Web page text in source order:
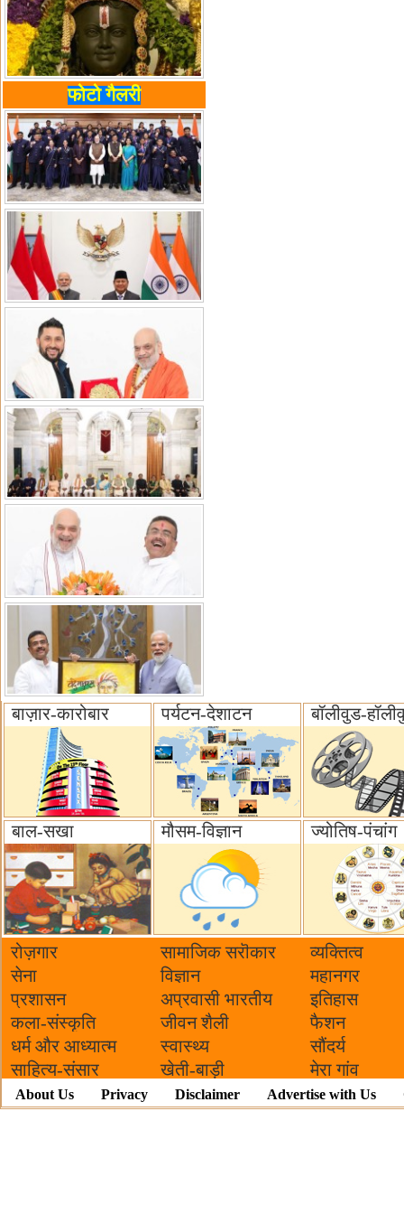
फोटो गैलरी
बाज़ार-कारोबार पर्यटन-देशाटन बॉलीवुड-
बाल-सखा मौसम-विज्ञान ज्योतिष-पंचांग
रोज़गार सामाजिक सरॊकार‌
व्यक्तित्व
सेना
विज्ञान
महानगर
प्रशासन
अप्रवासी भारतीय
इतिहास
कला-संस्कृति
जीवन शैली
फैशन
धर्म और आध्यात्म
स्वास्थ्य
सौंदर्य
साहित्य-संसार
खेती-बाड़ी मेरा गांव
About Us Privacy Disclaimer Advertise with Us